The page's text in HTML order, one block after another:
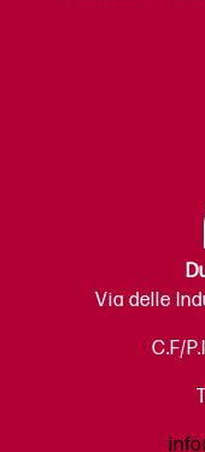
Via delle
C.F/